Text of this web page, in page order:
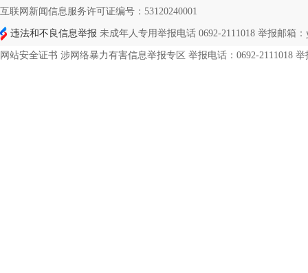
互联网新闻信息服务许可证编号：53120240001
违法和不良信息举报 未成年人专用举报电话 0692-2111018 举报邮箱：
网站安全证书 涉网络暴力有害信息举报专区 举报电话：0692-2111018 举